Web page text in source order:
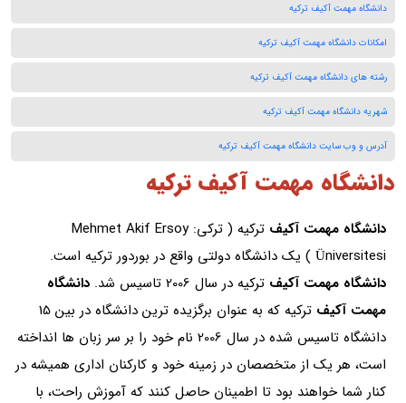
دانشگاه مهمت آکیف ترکیه
امکانات دانشگاه مهمت آکیف ترکیه
رشته های دانشگاه مهمت آکیف ترکیه
شهریه دانشگاه مهمت آکیف ترکیه
آدرس و وب سایت دانشگاه مهمت آکیف ترکیه
دانشگاه مهمت آکیف ترکیه
دانشگاه مهمت آکیف
ترکیه ( ترکی: Mehmet Akif Ersoy
Üniversitesi ) یک دانشگاه دولتی واقع در بوردور ترکیه است.
دانشگاه مهمت آکیف ترکیه در سال 2006 تاسیس شد.
دانشگاه
مهمت آکیف
ترکیه که به عنوان برگزیده ترین دانشگاه در بین 15
دانشگاه تاسیس شده در سال 2006 نام خود را بر سر زبان ها انداخته
است، هر یک از متخصصان در زمینه خود و کارکنان اداری همیشه در
کنار شما خواهند بود تا اطمینان حاصل کنند که آموزش راحت، با